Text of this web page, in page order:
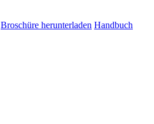
Broschüre herunterladen Handbuch